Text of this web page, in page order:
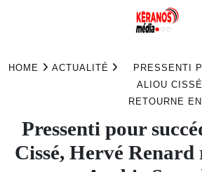
HOME ACTUALITÉ
PRESSENTI
ALIOU
RETOURNE
Pressenti pour
Cissé, Hervé Renard